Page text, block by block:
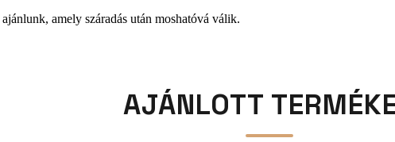
ajánlunk, amely száradás után moshatóvá válik.
AJÁNLOTT